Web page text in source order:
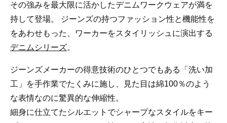
その強みを最大限に活かしたデニムワークウェアが満を
持して登場。 ジーンズの持つファッション性と機能性を
をあわせもった、ワーカーをスタイリッシュに演出する
デニムシリーズ。
ジーンズメーカーの得意技術のひとつでもある「洗い加
工」を手作業でたくみに施し、見た目は綿100％のよう
な表情なのに驚異的な伸縮性。
細身に仕立てたシルエットでシャープなスタイルをキー